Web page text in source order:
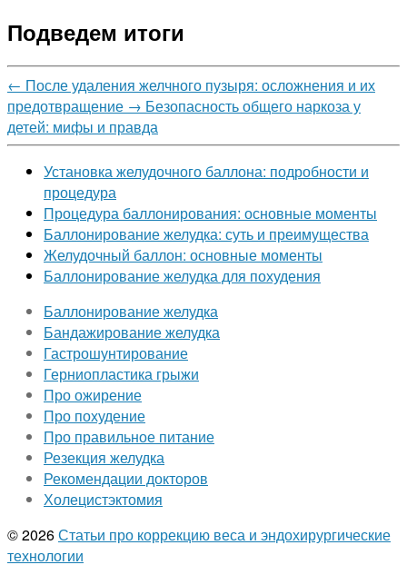
Подведем итоги
← После удаления желчного пузыря: осложнения и их
предотвращение → Безопасность общего наркоза у
детей: мифы и правда
Установка желудочного баллона: подробности и
процедура
Процедура баллонирования: основные моменты
Баллонирование желудка: суть и преимущества
Желудочный баллон: основные моменты
Баллонирование желудка для похудения
Баллонирование желудка
Бандажирование желудка
Гастрошунтирование
Герниопластика грыжи
Про ожирение
Про похудение
Про правильное питание
Резекция желудка
Рекомендации докторов
Холецистэктомия
© 2026Статьи про коррекцию веса и эндохирургические
технологии